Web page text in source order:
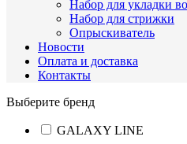
Набор для укладки
Набор для стрижки
Опрыскиватель
Новости
Оплата и доставка
Контакты
Выберите бренд
GALAXY LINE